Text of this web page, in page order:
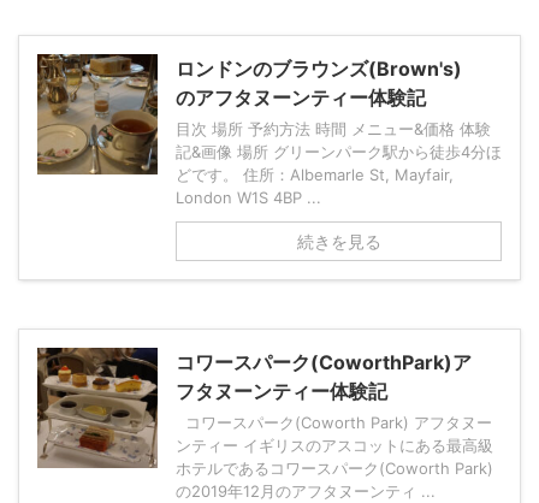
ロンドンのブラウンズ(Brown's)
のアフタヌーンティー体験記
目次 場所 予約方法 時間 メニュー&価格 体験
記&画像 場所 グリーンパーク駅から徒歩4分ほ
どです。 住所：Albemarle St, Mayfair,
London W1S 4BP ...
続きを見る
コワースパーク(CoworthPark)ア
フタヌーンティー体験記
コワースパーク(Coworth Park) アフタヌー
ンティー イギリスのアスコットにある最高級
ホテルであるコワースパーク(Coworth Park)
の2019年12月のアフタヌーンティ ...